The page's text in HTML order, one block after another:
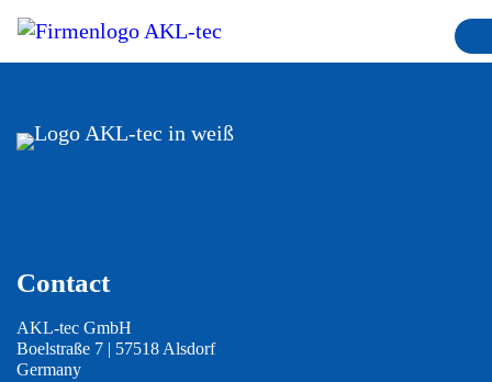
Contact
AKL-tec GmbH
Boelstraße 7 | 57518 Alsdorf
Germany